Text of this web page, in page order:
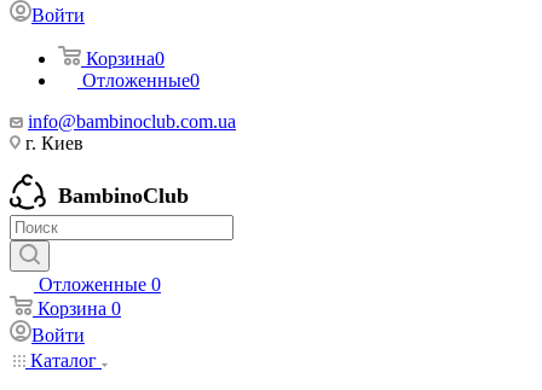
Войти
Корзина0
Отложенные0
info@bambinoclub.com.ua
г. Киев
BambinoClub
Отложенные 0
Корзина 0
Войти
Каталог